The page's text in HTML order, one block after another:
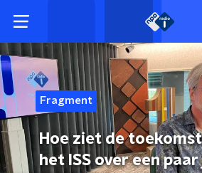
Fragment
Hoe ziet de
het ISS over een